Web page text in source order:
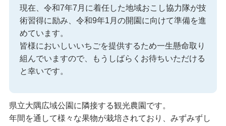
現在、令和7年7月に着任した地域おこし協力隊が技
術習得に励み、令和9年1月の開園に向けて準備を進
めています。
皆様においしいいちごを提供するため一生懸命取り
組んでいますので、もうしばらくお待ちいただける
と幸いです。
県立大隅広域公園に隣接する観光農園です。
年間を通して様々な果物が栽培されており、みずみずし